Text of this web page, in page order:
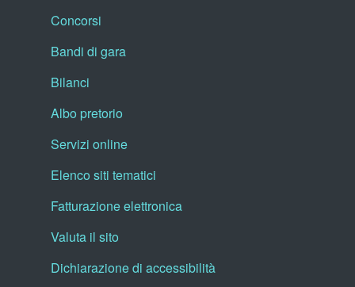
Concorsi
Bandi di gara
Bilanci
Albo pretorio
Servizi online
Elenco siti tematici
Fatturazione elettronica
Valuta il sito
Dichiarazione di accessibilità